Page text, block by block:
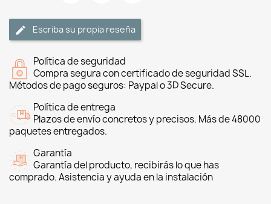
Escriba su propia reseña
Política de seguridad
Compra segura con certificado de seguridad SSL.
Métodos de pago seguros: Paypal o 3D Secure.
Política de entrega
Plazos de envío concretos y precisos. Más de 48000
paquetes entregados.
Garantía
Garantía del producto, recibirás lo que has
comprado. Asistencia y ayuda en la instalación